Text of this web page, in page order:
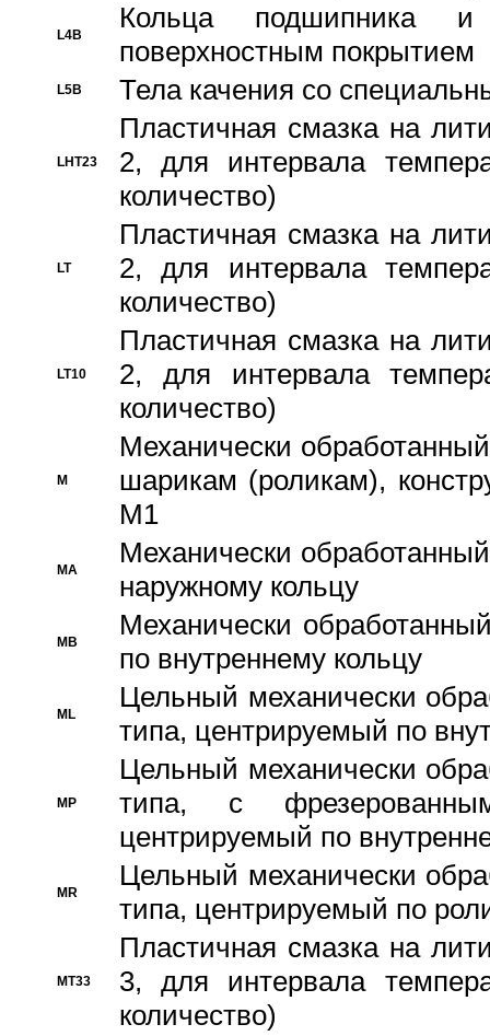
L4B
Кольца подшипника
поверхностным покрытием
L5B Тела качения со
LHT23
Пластичная смазка на
2, для интервала
количество)
LT
Пластичная смазка на
2, для интервала
количество)
LT10
Пластичная смазка на
2, для интервала
количество)
M
Механически
шарикам (роликам),
M1
MA
Механически
наружному кольцу
MB
Механически
по внутреннему кольцу
ML
Цельный механически
типа, центрируемый по
MP
Цельный механически
типа, с
центрируемый по
MR
Цельный механически
типа, центрируемый по
MT33
Пластичная смазка на
3, для интервала
количество)